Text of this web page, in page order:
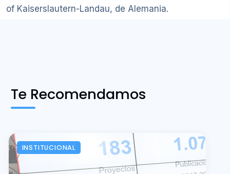
of Kaiserslautern-Landau, de Alemania.
Te Recomendamos
INSTITUCIONAL